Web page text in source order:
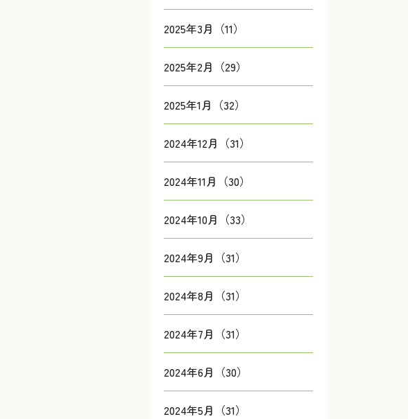
2025年3月（11）
2025年2月（29）
2025年1月（32）
2024年12月（31）
2024年11月（30）
2024年10月（33）
2024年9月（31）
2024年8月（31）
2024年7月（31）
2024年6月（30）
2024年5月（31）